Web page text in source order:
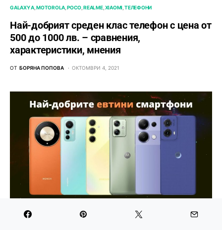
GALAXY A MOTOROLA POCO REALME XIAOMI ТЕЛЕФОНИ
Най-добрият среден клас телефон с цена от
500 до 1000 лв. – сравнения,
характеристики, мнения
ОТ БОРЯНА ПОПОВА ОКТОМВРИ 4, 2021